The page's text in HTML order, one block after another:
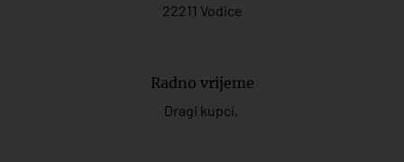
22211 Vodice
Radno vrijeme
Dragi kupci,